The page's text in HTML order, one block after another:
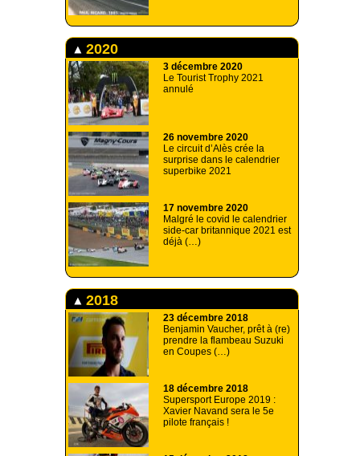
2020
3 décembre 2020
Le Tourist Trophy 2021
annulé
26 novembre 2020
Le circuit d’Alès crée la
surprise dans le calendrier
superbike 2021
17 novembre 2020
Malgré le covid le calendrier
side-car britannique 2021 est
déjà (…)
2018
23 décembre 2018
Benjamin Vaucher, prêt à (re)
prendre la flambeau Suzuki
en Coupes (…)
18 décembre 2018
Supersport Europe 2019 :
Xavier Navand sera le 5e
pilote français !